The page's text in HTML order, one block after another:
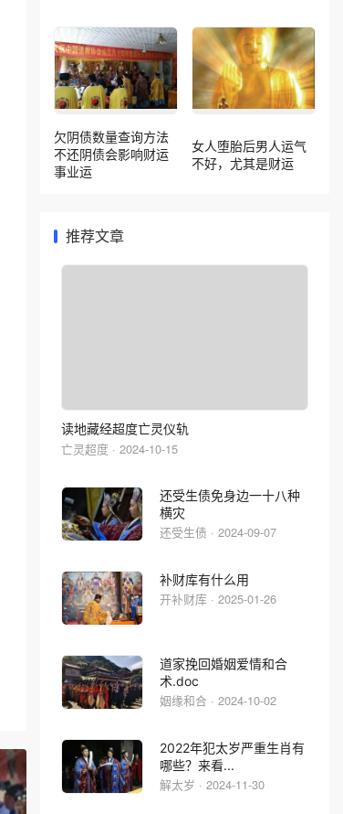
欠阴债数量查询方法
不还阴债会影响财运
事业运
女人堕胎后男人运气
不好，尤其是财运
推荐文章
读地藏经超度亡灵仪轨
亡灵超度 · 2024-10-15
还受生债免身边一十八种
横灾
还受生债 · 2024-09-07
补财库有什么用
开补财库 · 2025-01-26
道家挽回婚姻爱情和合
术.doc
姻缘和合 · 2024-10-02
2022年犯太岁严重生肖有
哪些？来看...
解太岁 · 2024-11-30